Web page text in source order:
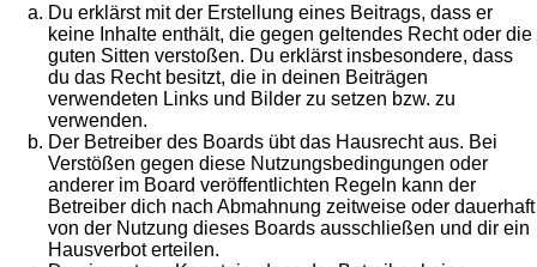
Du erklärst mit der Erstellung eines Beitrags, dass er
keine Inhalte enthält, die gegen geltendes Recht oder die
guten Sitten verstoßen. Du erklärst insbesondere, dass
du das Recht besitzt, die in deinen Beiträgen
verwendeten Links und Bilder zu setzen bzw. zu
verwenden.
Der Betreiber des Boards übt das Hausrecht aus. Bei
Verstößen gegen diese Nutzungsbedingungen oder
anderer im Board veröffentlichten Regeln kann der
Betreiber dich nach Abmahnung zeitweise oder dauerhaft
von der Nutzung dieses Boards ausschließen und dir ein
Hausverbot erteilen.